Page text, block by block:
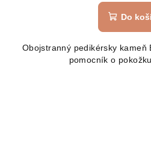
Do
Obojstranný pedikérsky kameň
pomocník o